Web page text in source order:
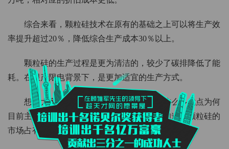
综合来看，颗粒硅技术在原有的基础之上可以将生产效
率提升超过20％，降低综合生产成本30％以上。
颗粒硅的生产过程是更为清洁的，较少了碳排降低了能
耗。在限产限电背景下，是更加适宜的生产方式。
想必大家读到这里产生了疑问，既然有这么多优点为何
目前主流的多晶硅仍旧采用西门子法呢？要知道，颗粒硅的
市场占有率还不到5%。